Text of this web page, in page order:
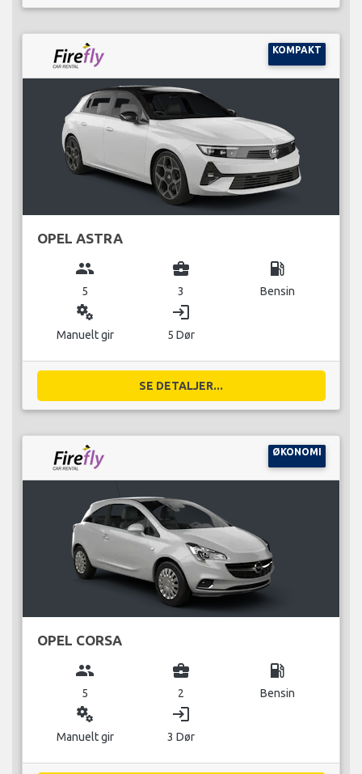
KOMPAKT
OPEL ASTRA
group
5
business_center
3
local_gas_station
Bensin
miscellaneous_services
Manuelt gir
login
5 Dør
SE DETALJER...
ØKONOMI
OPEL CORSA
group
5
business_center
2
local_gas_station
Bensin
miscellaneous_services
Manuelt gir
login
3 Dør